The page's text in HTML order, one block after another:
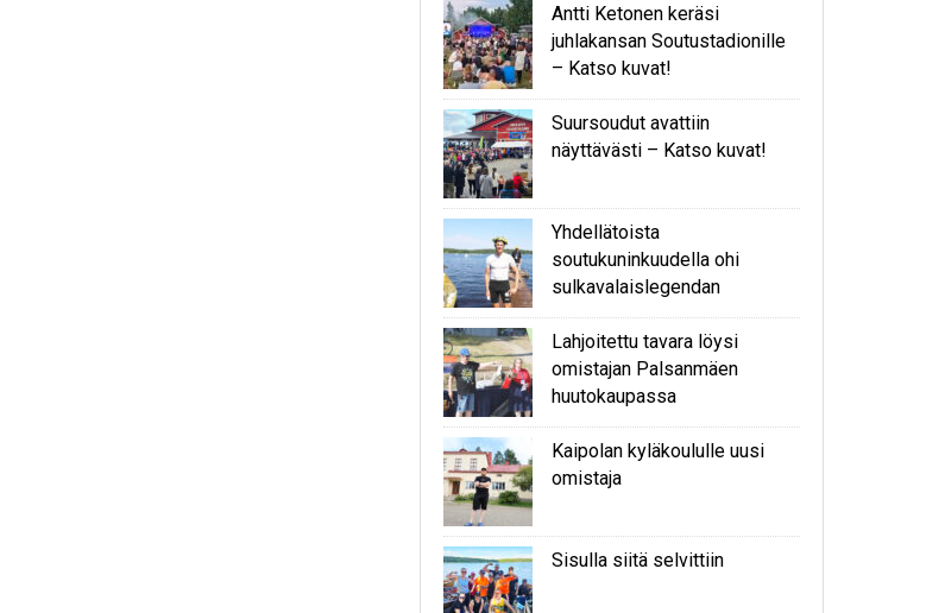
Antti Ketonen keräsi
juhlakansan Soutustadionille
– Katso kuvat!
Suursoudut avattiin
näyttävästi – Katso kuvat!
Yhdellätoista
soutukuninkuudella ohi
sulkavalaislegendan
Lahjoitettu tavara löysi
omistajan Palsanmäen
huutokaupassa
Kaipolan kyläkoululle uusi
omistaja
Sisulla siitä selvittiin